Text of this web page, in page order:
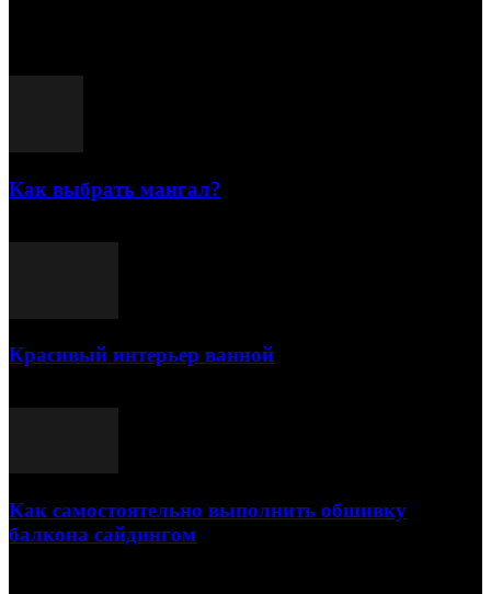
Как выбрать мангал?
Красивый интерьер ванной
Как самостоятельно выполнить обшивку
балкона сайдингом